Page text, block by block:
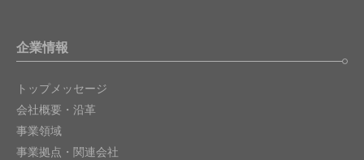
企業情報
トップメッセージ
会社概要・沿革
事業領域
事業拠点・関連会社